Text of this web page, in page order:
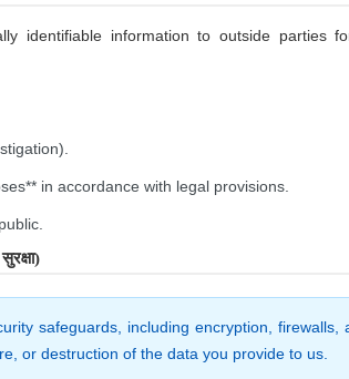
identifiable information to outside parties
in accordance with legal provisions.
safeguards, including encryption, firewalls,
or destruction of the data you provide to us.